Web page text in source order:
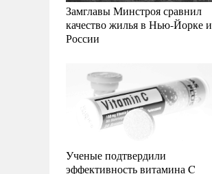
Замглавы Минстроя сравнил
качество жилья в Нью-Йорке и
России
Ученые подтвердили
эффективность витамина C